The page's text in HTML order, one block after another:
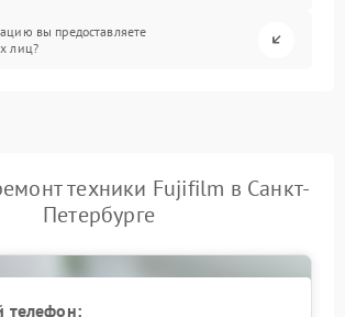
вы предоставляете
лиц?
техники Fujifilm в Санкт-
Петербурге
телефон: